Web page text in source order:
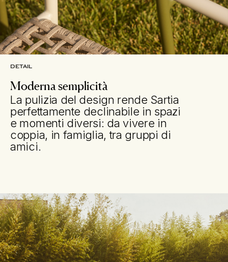
DETAIL
Moderna semplicità
La pulizia del design rende Sartia
perfettamente declinabile in spazi
e momenti diversi: da vivere in
coppia, in famiglia, tra gruppi di
amici.